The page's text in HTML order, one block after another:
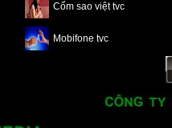
Cốm sao việt tvc
Mobifone tvc